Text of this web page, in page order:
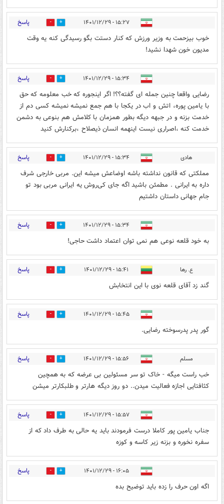
۱۵:۲۷ - ۱۴۰۱/۱۲/۲۹ 9 پاسخ
خوب بیزحمت به وزیر ورزش که کنار دستت بگو رسیدگی کنه یه وقت
مدیون خون شهدا نشید!
۱۵:۳۴ - ۱۴۰۱/۱۲/۲۹ 11 پاسخ
رضایی واقعا چنین جمله ای گفته؟؟! اگر اینجوره که خب معلومه که حق
با یامین پوره، اتش و اب در یکجا با هم جمع نمیشه نمیشه کسی دم از
خدمت بزنه و در جبهه دیگه بطور همزمان با کلامش هم بنوعی به دشمن
خدمت کنه ،اصراری نیست اینهمه انسان ذیصلاح ،برکنارش کنید
هادی ۱۵:۳۴ - ۱۴۰۱/۱۲/۲۹ 8 پاسخ
مملکتی که قانون نداشته باشه اوضاعش میشه این. مربی خارجی شرف
داره به ایرانی . مطمئن باشید اگه جای کی‌روش یه ایرانی مربی بود تو
جام جهانی داستان داشتیم
۱۵:۳۴ - ۱۴۰۱/۱۲/۲۹ 7 پاسخ
به خود قلعه نوعی هم نمی توان اعتماد داشت حاجی!
ع. رها ۱۵:۴۱ - ۱۴۰۱/۱۲/۲۹ 5 پاسخ
گند زد آقای قلعه نوی با این انتخابش
۱۵:۴۵ - ۱۴۰۱/۱۲/۲۹ 6 پاسخ
گور پدر پدرسوخته رضایی.
مسلم ۱۵:۵۶ - ۱۴۰۱/۱۲/۲۹ 10 پاسخ
خب راست میگه - خاک تو سر مسئولین بی عرضه که به همچین
کثافتایی اجازه فعالیت میدن.. دو روز دیگه هارتر و طلبکارتر میشن
۱۵:۵۷ - ۱۴۰۱/۱۲/۲۹ 10 پاسخ
جناب یامین پور کاملا درست فرمودند باید یه حالی به طرف داد که از
سفره نخوره و بزنه زیر کاسه و کوزه
۱۶:۰۵ - ۱۴۰۱/۱۲/۲۹ 8 پاسخ
اگه اون حرف را زده باید توضیح بده